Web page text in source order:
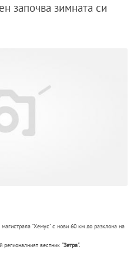
започва зимната си
"Хемус" с нови 60 км до разклона на
вестник "Зетра".